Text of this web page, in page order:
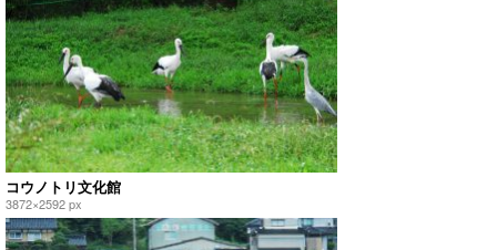
コウノトリ文化館
3872×2592 px